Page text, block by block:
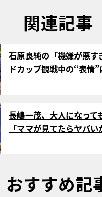
関連記事
サムネイル
石原良純の「機嫌が悪
ドカップ観戦中の“表情
サムネイル
長嶋一茂、大人になって
「ママが見てたらヤバ
おすすめ記